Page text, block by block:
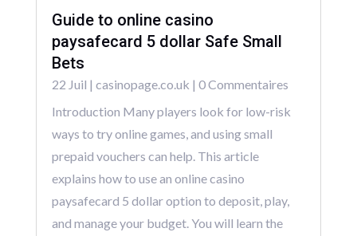
Guide to online casino
paysafecard 5 dollar Safe Small
Bets
22 Juil | casinopage.co.uk | 0 Commentaires
Introduction Many players look for low-risk
ways to try online games, and using small
prepaid vouchers can help. This article
explains how to use an online casino
paysafecard 5 dollar option to deposit, play,
and manage your budget. You will learn the